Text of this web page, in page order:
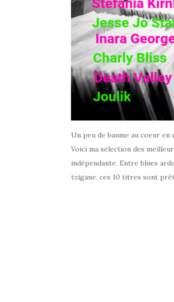
Un peu de baume au coeur
Voici ma sélection des
indépendante. Entre blues
tzigane, ces 10 titres sont